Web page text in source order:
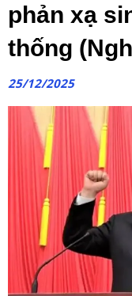
phản xạ
thống
25/12/2025